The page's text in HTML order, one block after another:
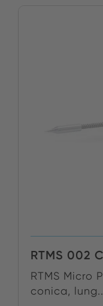
RTMS 002
RTMS Micro
conica,